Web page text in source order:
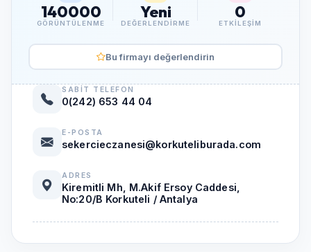
140000
GÖRÜNTÜLENME
Yeni
DEĞERLENDIRME
0
ETKILEŞIM
Bu firmayı değerlendirin
SABIT TELEFON
0(242) 653 44 04
E-POSTA
sekercieczanesi@korkuteliburada.com
ADRES
Kiremitli Mh, M.Akif Ersoy Caddesi,
No:20/B Korkuteli / Antalya